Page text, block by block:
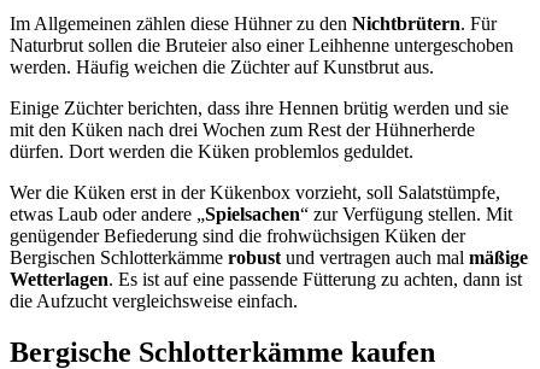
Im Allgemeinen zählen diese Hühner zu den Nichtbrütern. Für
Naturbrut sollen die Bruteier also einer Leihhenne untergeschoben
werden. Häufig weichen die Züchter auf Kunstbrut aus.
Einige Züchter berichten, dass ihre Hennen brütig werden und sie
mit den Küken nach drei Wochen zum Rest der Hühnerherde
dürfen. Dort werden die Küken problemlos geduldet.
Wer die Küken erst in der Kükenbox vorzieht, soll Salatstümpfe,
etwas Laub oder andere „Spielsachen“ zur Verfügung stellen. Mit
genügender Befiederung sind die frohwüchsigen Küken der
Bergischen Schlotterkämme robust und vertragen auch mal mäßige
Wetterlagen. Es ist auf eine passende Fütterung zu achten, dann ist
die Aufzucht vergleichsweise einfach.
Bergische Schlotterkämme kaufen